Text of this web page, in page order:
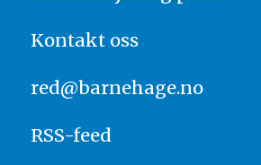
Kontakt oss
red@barnehage.no
RSS-feed